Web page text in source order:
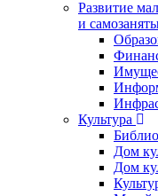
Развитие
и
Культура
Дом
Дом